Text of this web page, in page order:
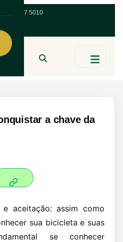
47 9 9967 5010
a chave da
e aceitação: assim como
sua bicicleta e suas
se conhecer